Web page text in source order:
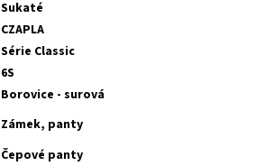
Sukaté
CZAPLA
Série Classic
6S
Borovice - surová
Zámek, panty
Čepové panty